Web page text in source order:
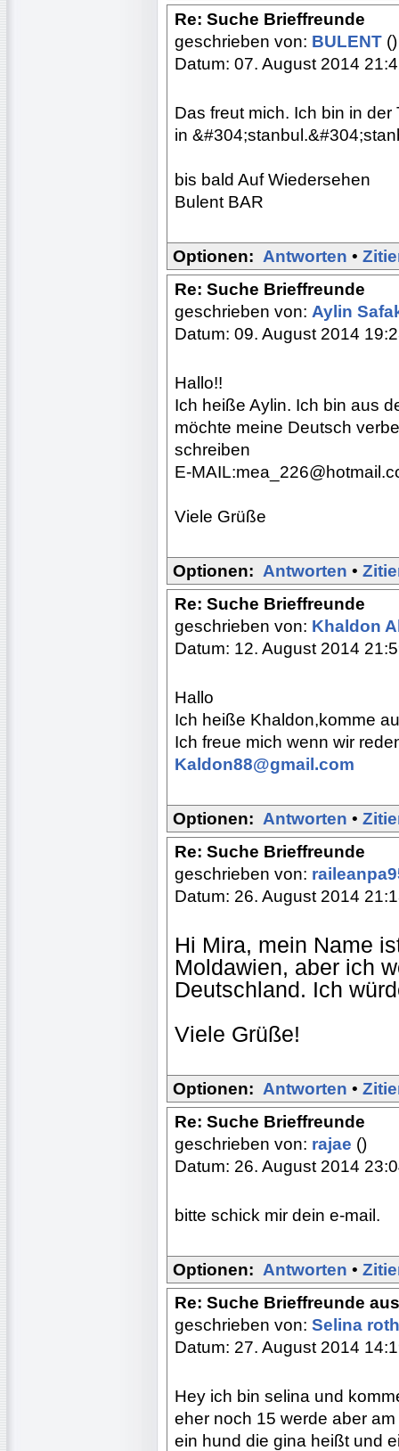
Re: Suche Brieffreunde
geschrieben von: BULENT ()
Datum: 07. August 2014
Das freut mich. Ich bin in
in
bis bald Auf Wiedersehen
Bulent BAR
Optionen: Antworten •
Re: Suche Brieffreunde
geschrieben von: Aylin
Datum: 09. August 2014
Hallo!!
Ich heiße Aylin. Ich bin aus
möchte meine Deutsch
schreiben
E-
Viele Grüße
Optionen: Antworten •
Re: Suche Brieffreunde
geschrieben von: Khaldon
Datum: 12. August 2014
Hallo
Ich heiße Khaldon,komme
Ich freue mich wenn wir
Kaldon88@gmail.com
Optionen: Antworten •
Re: Suche Brieffreunde
geschrieben von:
Datum: 26. August 2014
Hi Mira, mein Name
Moldawien, aber ich
Deutschland. Ich
Viele Grüße!
Optionen: Antworten •
Re: Suche Brieffreunde
geschrieben von: rajae ()
Datum: 26. August 2014
bitte schick mir dein e-mail.
Optionen: Antworten •
Re: Suche Brieffreunde
geschrieben von: Selina
Datum: 27. August 2014
Hey ich bin selina und
eher noch 15 werde aber
ein hund die gina heißt und